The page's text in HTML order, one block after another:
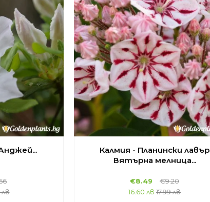
лв
Калмия - Планински лавър
Вятърна мелница...
€8.49 €9.20
16.60 лв 17.99 лв